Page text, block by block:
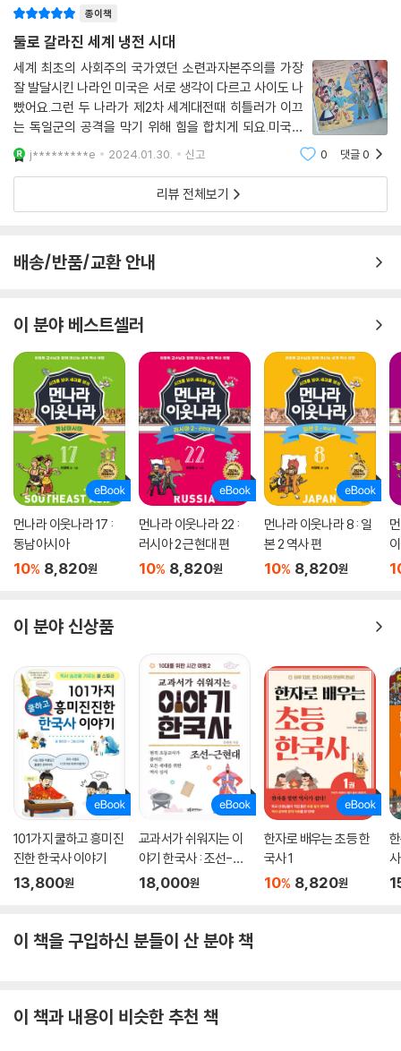
세계사는 이 세상에 존재했던 다양한 사회와 문화의 흔적을 찾아 떠나는
시간 여행입니다. 사람들이 지구에 처음 살기 시작한 순간부터 지금까지
얼마나 많은 나라가 생기고 사라졌을까요? 수많은 나라가 실시간으로 교
류하며 어울려 살아가는 오늘날에 이르기까지 우리가 사는 세상은 끊임없
이 바뀌어 왔습니다. 그 변화의 과정만큼 세계사 이야기는 참 깊고 넓습니
다. 역사를 처음 접하는 아이들이 수천 년의 이야기를 모두 받아들이기란
쉽지 않은 일입니다. 〈나의 첫 세계사〉는 세계사의 커다란 흐름을 확실히
파악할 수 있도록 꼭 필요한 핵심만을 가려 뽑아 고대부터 현대까지 시간
순으로 역사를 담았습니다. 모든 권을 차례대로 읽지 않아도, 궁금한 부분
부터 먼저 찾아 읽어도 단번에 이해할 수 있도록 권마다 완결된 내용으로
질문을 던져 아이들의 흥미를 돋우고, 의성어와 의태어를 적극적으로 사용
세계사 이야기를 다 읽고 나면 ‘나의 첫 역사 여행’이라는 정보면을 통해 역
사 체험 활동을 떠날 수 있습니다. 역사 유물이나 유적지의 실제 모습을 사
진으로 확인하며 그 시대를 생생하게 경험하는 역사 여행은 오래도록 머릿
속에 남아 유익한 배경지식이 되어 줄 것입니다. 또한 시대별로 더 궁금한
이야기는 ‘나의 첫 역사 클릭’에서 찾아 읽을 수 있도록 했습니다. 역사 속
으로 한걸음 더 들어가 미처 몰랐던 놀라운 이야기를 만나고, 아이들 스스
로 다양한 정보를 직접 클릭해 찾아보는 즐거움을 선사해 줍니다.
소련과 미국이 세계를 둘로 갈라 경쟁하던
냉전 시대는 어떤 모습이었을까요?
미국과 소련이 엄청난 경쟁을 벌이던 때가 있었어요. 소련은 모두가 똑같
로 갈라 자기편을 늘리고 더욱 강력한 무기를 만들어 냈어요. 미국과 소련
의 갈등으로 전 세계에 싸늘하고 차가운 분위기가 감돌며 냉전이 시작되었
습니다. 나의 첫 세계사 18권 『둘로 갈라진 세계 냉전 시대』에서는 최초의
사회주의 국가 소련과 자본주의를 가장 잘 발달시킨 나라 미국이 세력을
다투던 냉전 시대의 이야기가 펼쳐집니다. 러시아의 노동자와 농민, 병사
들은 왜 혁명을 일으켜 황제를 쫓아냈을까요? 제2차 세계 대전이 끝난 뒤
평화와 안전을 유지하기 위해 여러 나라가 힘을 합쳐 만든 국제기구는 무
엇일까요? 미국과 소련, 어느 쪽에도 휘둘리지 않고 자기들의 목소리를 내
려는 나라들을 일컫는 말은 무엇일까요?
종이책
둘로 갈라진 세계 냉전 시대
세계 최초의 사회주의 국가였던 소련과자본주의를 가장
잘 발달시킨 나라인 미국은 서로 생각이 다르고 사이도 나
빴어요.그런 두 나라가 제2차 세계대전때 히틀러가 이끄
는 독일군의 공격을 막기 위해 힘을 합치게 되요.미국과
소련은 전쟁을 끝내는 데 있어서 중요한 역할을 했어요.유
럽이 사회주의와 자본주의로 나뉘어갈때 독일은 동독 서
독으로 나뉘어졌고,한반도도 북한 남한으로
j*********e 2024.01.30. 신고 0 댓글0
리뷰 전체보기
배송/반품/교환 안내
이 분야 베스트셀러
먼나라 이웃나라 17 :
동남아시아
10% 8,820원
먼나라 이웃나라 22 :
러시아 2 근현대 편
10% 8,820원
먼나라 이웃나라 8 : 일
본 2 역사 편
10% 8,820원
이 분야 신상품
101가지 쿨하고 흥미진
진한 한국사 이야기
13,800원
교과서가 쉬워지는 이
야기 한국사 : 조선-근
현대
18,000원
한자로 배우는 초등 한
국사 1
10% 8,820원
이 책을 구입하신 분들이 산 분야 책
이 책과 내용이 비슷한 추천 책